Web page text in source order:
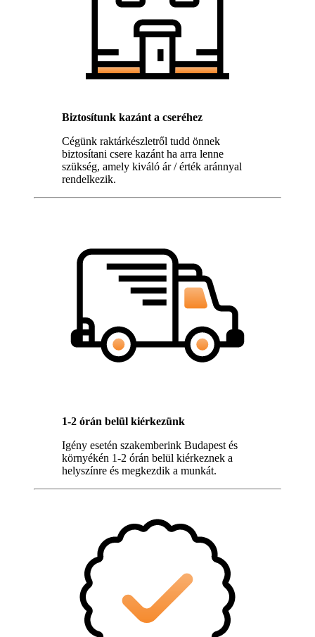
Biztosítunk kazánt a cseréhez
Cégünk raktárkészletről tudd önnek
biztosítani csere kazánt ha arra lenne
szükség, amely kiváló ár / érték aránnyal
rendelkezik.
1-2 órán belül kiérkezünk
Igény esetén szakemberink Budapest és
környékén 1-2 órán belül kiérkeznek a
helyszínre és megkezdik a munkát.